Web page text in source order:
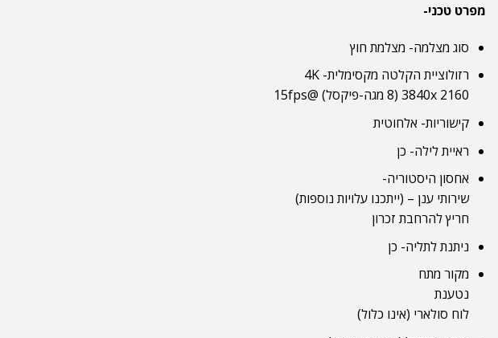
מפרט טכני-
סוג מצלמה- מצלמת חוץ
רזולוציית הקלטה מקסימלית- 4K
3840x 2160 (8 מגה-פיקסל) @15fps
קישוריות- אלחוטית
ראיית לילה- כן
אחסון היסטוריה-
שירותי ענן – (ייתכנו עלויות נוספות)
חריץ להרחבת זכרון
ניתנת לתליה- כן
מקור מתח
נטענת
לוח סולארי (אינו כלול)